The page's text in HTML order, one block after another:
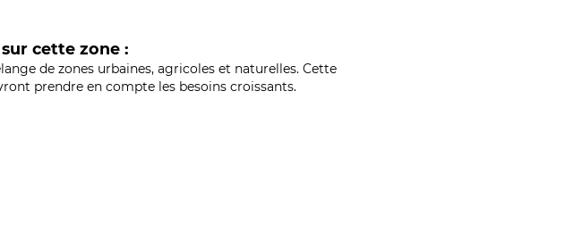
cette zone :
de zones urbaines, agricoles et naturelles. Cette
prendre en compte les besoins croissants.